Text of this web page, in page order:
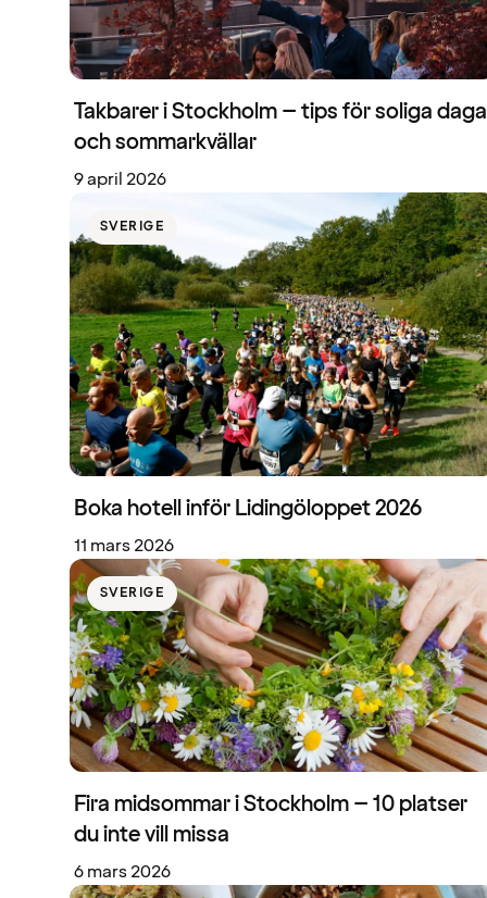
Takbarer i Stockholm – tips för soliga
och sommarkvällar
9 april 2026
SVERIGE
Boka hotell inför Lidingöloppet 2026
11 mars 2026
SVERIGE
Fira midsommar i Stockholm – 10 platser
du inte vill missa
6 mars 2026